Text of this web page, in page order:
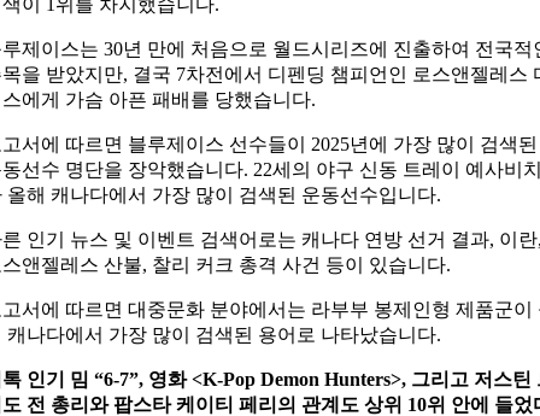
제이스는 30년 만에 처음으로 월드시리즈에 진출하여 전국적
을 받았지만, 결국 7차전에서 디펜딩 챔피언인 로스앤젤레스
에게 가슴 아픈 패배를 당했습니다.
서에 따르면 블루제이스 선수들이 2025년에 가장 많이 검색된
선수 명단을 장악했습니다. 22세의 야구 신동 트레이 예사비
올해 캐나다에서 가장 많이 검색된 운동선수입니다.
인기 뉴스 및 이벤트 검색어로는 캐나다 연방 선거 결과, 이란
앤젤레스 산불, 찰리 커크 총격 사건 등이 있습니다.
서에 따르면 대중문화 분야에서는 라부부 봉제인형 제품군이
캐나다에서 가장 많이 검색된 용어로 나타났습니다.
인기 밈 “6-7”, 영화 <K-Pop Demon Hunters>, 그리고 저스틴
전 총리와 팝스타 케이티 페리의 관계도 상위 10위 안에 들었